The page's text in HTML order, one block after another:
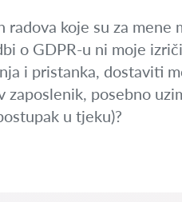
radova koje su za
o GDPR-u ni moje
i pristanka, dostaviti
zaposlenik, posebno
u tjeku)?